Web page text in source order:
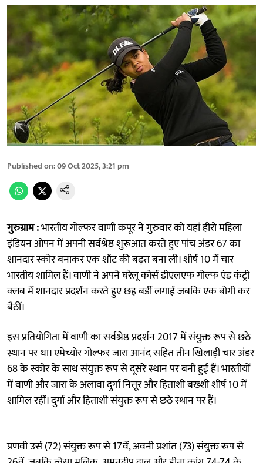
Published on:09 Oct 2025, 3:21 pm
गुरुग्राम :भारतीय गोल्फर वाणी कपूर ने गुुरुवार को यहां हीरो महिला
इंडियन ओपन में अपनी सर्वश्रेष्ठ शुरूआत करते हुए पांच अंडर 67 का
शानदार स्कोर बनाकर एक शॉट की बढ़त बना ली। शीर्ष 10 में चार
भारतीय शामिल हैं। वाणी ने अपने घरेलू कोर्स डीएलएफ गोल्फ एंड कंट्री
क्लब में शानदार प्रदर्शन करते हुए छह बर्डी लगाईं जबकि एक बोगी कर
बैठीं।
इस प्रतियोगिता में वाणी का सर्वश्रेष्ठ प्रदर्शन 2017 में संयुक्त रूप से छठे
स्थान पर था। एमेच्योर गोल्फर जारा आनंद सहित तीन खिलाड़ी चार अंडर
68 के स्कोर के साथ संयुक्त रूप से दूसरे स्थान पर बनी हुई हैं। भारतीयों
में वाणी और जारा के अलावा दुर्गा नित्तूर और हिताशी बख्शी शीर्ष 10 में
शामिल रहीं। दुर्गा और हिताशी संयुक्त रूप से छठे स्थान पर हैं।
प्रणवी उर्स (72) संयुक्त रूप से 17वें, अवनी प्रशांत (73) संयुक्त रूप से